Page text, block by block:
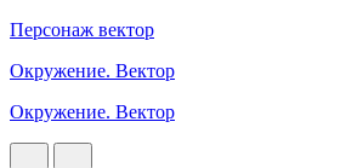
Персонаж вектор
Окружение. Вектор
Окружение. Вектор